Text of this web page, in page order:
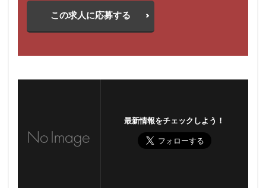
この求人に応募する
最新情報をチェックしよう！